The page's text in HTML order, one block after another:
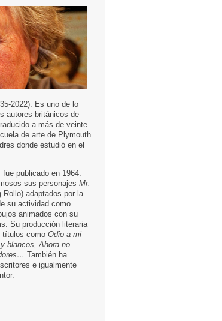
2022). Es uno de lo
autores británicos de
a más de veinte
de arte de Plymouth
donde estudió en el
publicado en 1964.
sus personajes Mr.
Rollo) adaptados por la
su actividad como
animados con su
Su producción literaria
títulos como Odio a mi
blancos, Ahora no
También ha
e igualmente